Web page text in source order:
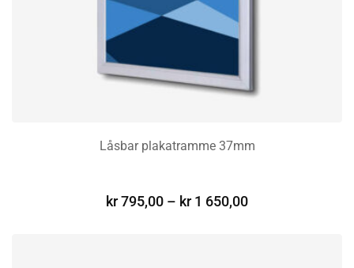
Låsbar plakatramme 37mm
kr795,00 – kr1 650,00